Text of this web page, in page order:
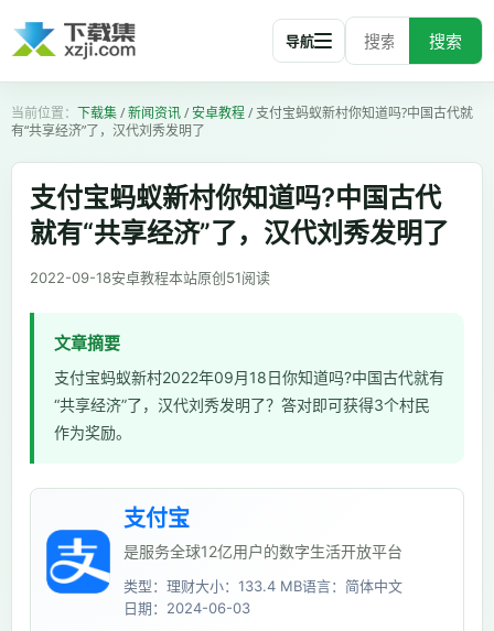
搜索
导航
下载集/新闻资讯/安卓教程/支付宝蚂蚁新村你知道吗?中国古代就
有“共享经济”了，汉代刘秀发明了
支付宝蚂蚁新村你知道吗?中国古代
就有“共享经济”了，汉代刘秀发明了
2022-09-18安卓教程本站原创51阅读
文章摘要
支付宝蚂蚁新村2022年09月18日你知道吗?中国古代就有
“共享经济”了，汉代刘秀发明了？答对即可获得3个村民
作为奖励。
支付宝
是服务全球12亿用户的数字生活开放平台
类型：理财大小：133.4 MB语言：简体中文
日期：2024-06-03